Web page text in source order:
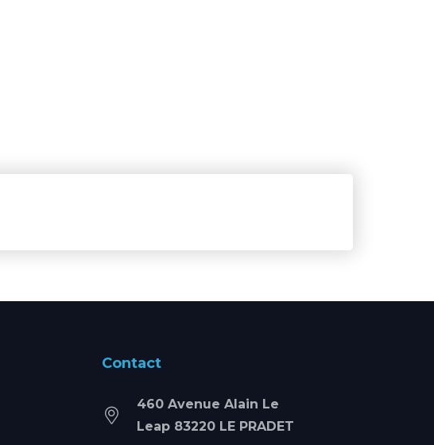
Contact
460 Avenue Alain Le
Leap 83220 LE PRADET